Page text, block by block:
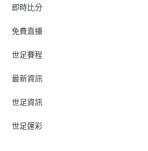
即時比分
免費直播
世足賽程
最新資訊
世足資訊
世足運彩